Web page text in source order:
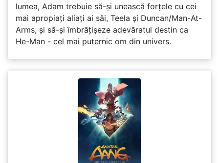
lumea, Adam trebuie să-și unească forțele cu cei
mai apropiați aliați ai săi, Teela și Duncan/Man-At-
Arms, și să-și îmbrățișeze adevăratul destin ca
He-Man - cel mai puternic om din univers.